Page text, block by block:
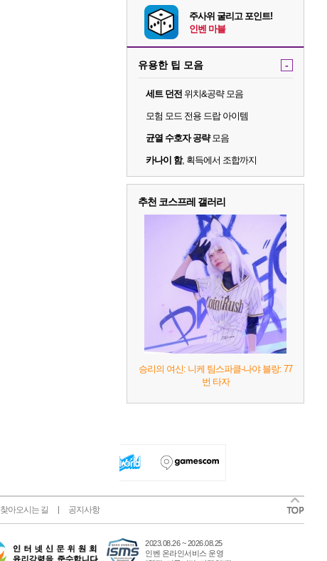
주사위 굴리고 포인트!
인벤 마블
유용한 팁 모음 -
세트 던전 위치&공략 모음
모험 모드 전용 드랍 아이템
균열 수호자 공략모음
카나이 함, 획득에서 조합까지
추천 코스프레 갤러리
승리의 여신: 니케 팀스파클-나야 블랑: 77
번 타자
찾아오시는 길 공지사항
2023.08.26 ~ 2026.08.25
인벤 온라인서비스 운영